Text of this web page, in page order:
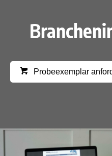
Probeexemplar